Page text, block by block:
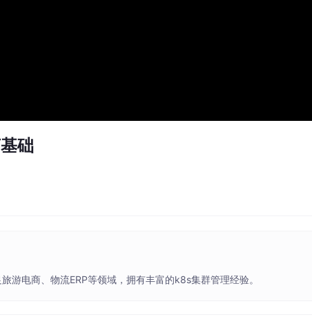
础
游电商、物流ERP等领域，拥有丰富的k8s集群管理经验。